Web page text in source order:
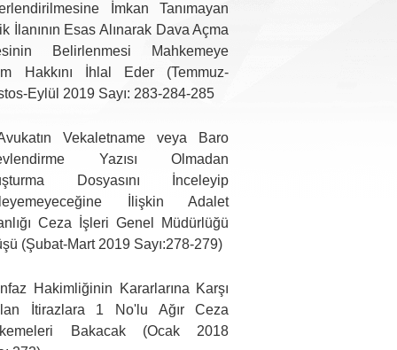
İmkan Tanımayan
İlanının Esas Alınarak Dava Açma
Belirlenmesi Mahkemeye
Hakkını İhlal Eder (Temmuz-
Eylül 2019 Sayı: 283-284-285
Vekaletname veya Baro
Yazısı Olmadan
Dosyasını İnceleyip
İlişkin Adalet
Ceza İşleri Genel Müdürlüğü
(Şubat-Mart 2019 Sayı:278-279)
İnfaz Hakimliğinin Kararlarına Karşı
İtirazlara 1 No'lu Ağır Ceza
Bakacak (Ocak 2018